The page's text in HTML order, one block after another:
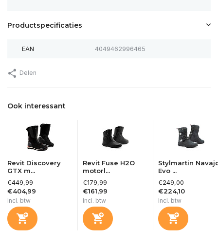
Productspecificaties
EAN 4049462996465
Delen
Ook interessant
Revit Discovery
GTX m...
€449,99
€404,99
Incl. btw
Revit Fuse H2O
motorl...
€179,99
€161,99
Incl. btw
Stylmartin
Evo ...
€249,00
€224,10
Incl. btw